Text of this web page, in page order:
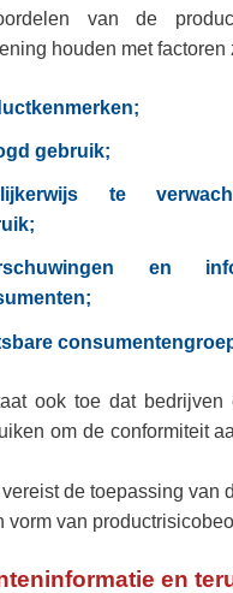
van de
houden met factoren
gebruik;
te
en
ook toe dat bedrijven
om de conformiteit
vereist de toepassing van
vorm van
en